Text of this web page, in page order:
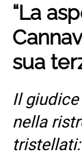
“La
sua
Il
nella